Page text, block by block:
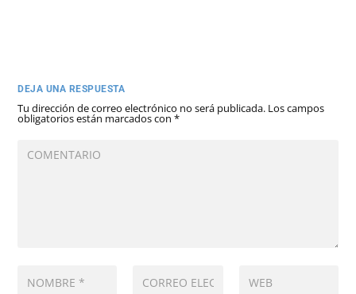
DEJA UNA RESPUESTA
Tu dirección de correo electrónico no será publicada. Los campos
obligatorios están marcados con*